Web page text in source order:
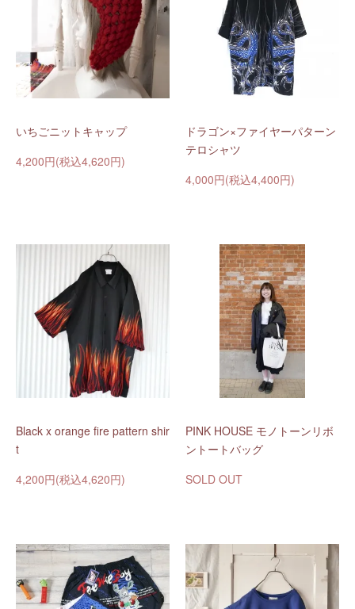
いちごニットキャップ
4,200円(税込4,620円)
ドラゴン×ファイヤーパターン
テロシャツ
4,000円(税込4,400円)
Black x orange fire pattern shir
t
4,200円(税込4,620円)
PINK HOUSE モノトーンリボ
ントートバッグ
SOLD OUT